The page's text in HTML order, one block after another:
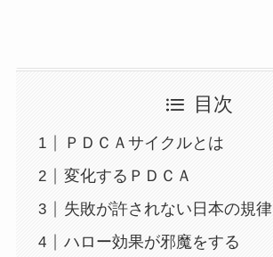
目次
ＰＤＣＡサイクルとは
変化するＰＤＣＡ
失敗が許されない日本の規律
ハロー効果が邪魔をする